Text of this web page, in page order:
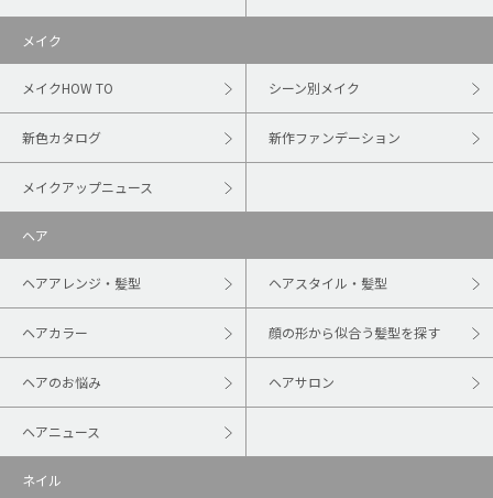
メイク
メイクHOW TO シーン別メイク
新色カタログ 新作ファンデーション
メイクアップニュース
ヘア
ヘアアレンジ・髪型 ヘアスタイル・髪型
ヘアカラー 顔の形から似合う髪型を探す
ヘアのお悩み ヘアサロン
ヘアニュース
ネイル